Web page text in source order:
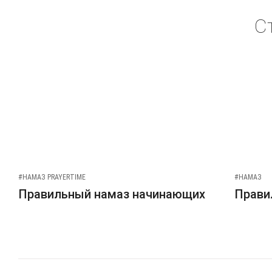
#НАМАЗ PRAYERTIME
Правильный намаз начинающих
#НАМАЗ